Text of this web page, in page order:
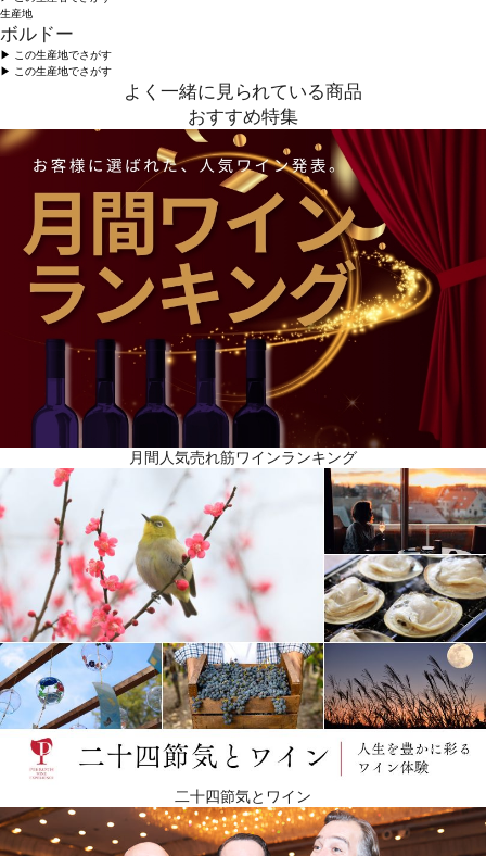
生産地
ボルドー
▶︎ この生産地でさがす
▶︎ この生産地でさがす
よく一緒に見られている商品
おすすめ特集
月間人気売れ筋ワインランキング
二十四節気とワイン